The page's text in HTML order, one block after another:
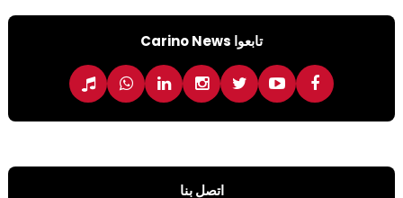
تابعوا Carino News
اتصل بنا